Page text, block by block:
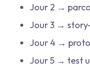
Jour 2 →
Jour 3 →
Jour 4 →
Jour 5 → test